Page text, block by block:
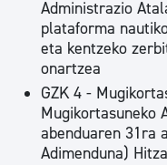
Administrazio
plataforma
eta kentzeko
onartzea
GZK 4 -
Mugikortasuneko
abenduaren 31ra
Adimenduna)